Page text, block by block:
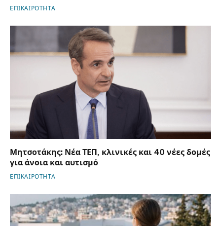
ΕΠΙΚΑΙΡΟΤΗΤΑ
Μητσοτάκης: Νέα ΤΕΠ, κλινικές και 40 νέες δομές
για άνοια και αυτισμό
ΕΠΙΚΑΙΡΟΤΗΤΑ